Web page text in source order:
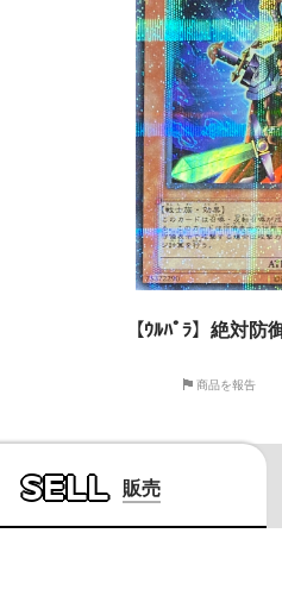
【ｳﾙﾊﾟﾗ】絶対防
商品を報告
SELL 販売